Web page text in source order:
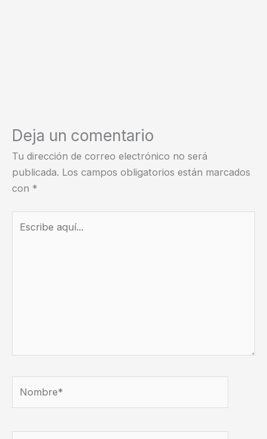
Deja un comentario
Tu dirección de correo electrónico no será
publicada. Los campos obligatorios están marcados
con *
aquí...